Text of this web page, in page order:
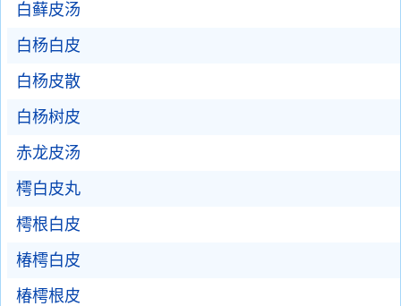
白藓皮汤
白杨白皮
白杨皮散
白杨树皮
赤龙皮汤
樗白皮丸
樗根白皮
椿樗白皮
椿樗根皮